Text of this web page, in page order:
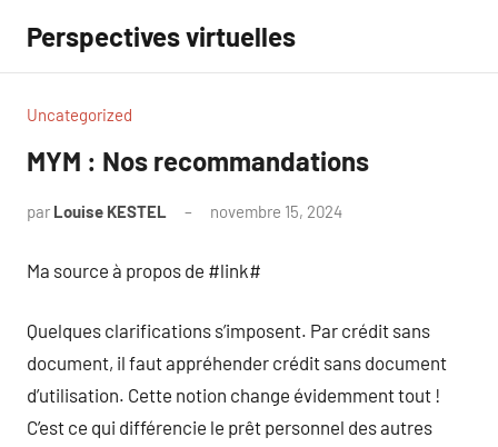
contenu
Perspectives virtuelles
Uncategorized
MYM : Nos recommandations
par Louise KESTEL novembre 15, 2024
Ma source à propos de #link#
Quelques clarifications s’imposent. Par crédit sans
document, il faut appréhender crédit sans document
d’utilisation. Cette notion change évidemment tout !
C’est ce qui différencie le prêt personnel des autres